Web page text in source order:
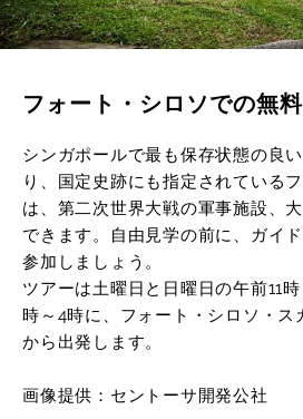
フォート・シロソでの無
シンガポールで最も保存状態の良
り、国定史跡にも指定されている
は、第二次世界大戦の軍事施設、
できます。自由見学の前に、ガイ
参加しましょう。
ツアーは土曜日と日曜日の午前11
時～4時に、フォート・シロソ・ス
から出発します。
画像提供：セントーサ開発公社